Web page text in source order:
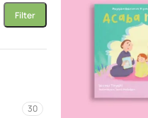
Filter
30